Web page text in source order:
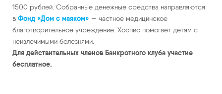
1500 рублей. Собранные денежные средства направляются
в Фонд «Дом с маяком» — частное медицинское
благотворительное учреждение. Хоспис помогает детям с
неизлечимыми болезнями.
Для действительных членов Банкротного клуба участие
бесплатное.